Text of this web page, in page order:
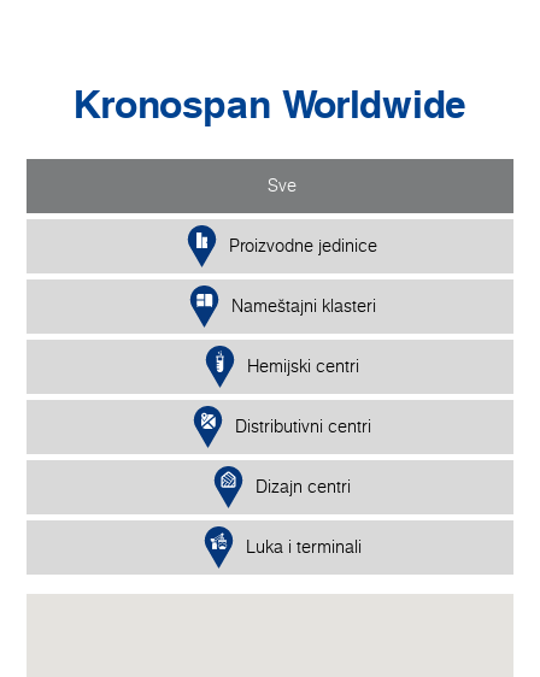
Kronospan Worldwide
Sve
Proizvodne jedinice
Nameštajni klasteri
Hemijski centri
Distributivni centri
Dizajn centri
Luka i terminali